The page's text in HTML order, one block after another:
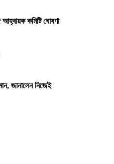
আহ্বায়ক কমিটি ঘোষণা
জানালেন নিজেই